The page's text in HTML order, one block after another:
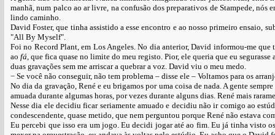
manhã, num palco ao ar livre, na confusão dos preparativos de Stampede,
lindo caminho.
David Foster, que tinha assistido a esse encontro e ao nosso primeiro ensaio,
"All By Myself".
Foi no Record Plant, em Los Angeles. No dia anterior, David informou-me
ao fá, que fica quase no limite do meu registo. Pior, ele queria que eu
duas gravações sem me arriscar a quebrar a voz. David viu o meu medo.
− Se você não conseguir, não tem problema – disse ele – Voltamos para os
No dia da gravação, René e eu brigamos por uma coisa de nada. A gente
amuada durante algumas horas, por vezes durante alguns dias. René mais
Nesse dia ele decidiu ficar seriamente amuado e decidiu não ir comigo ao
condescendente, quase metido, que nem perguntou porque René não estava
Eu percebi que isso era um jogo. Eu decidi jogar até ao fim. Eu já tinha visto